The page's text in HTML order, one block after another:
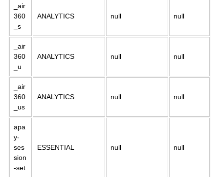
_air
360
_s
ANALYTICS null null
_air
360
_u
ANALYTICS null null
_air
360
_us
ANALYTICS null null
apa
y-
ses
sion
-set
ESSENTIAL null null